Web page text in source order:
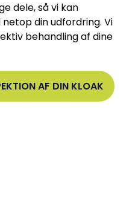
dele, så vi kan
din udfordring. Vi
behandling af dine
AF DIN KLOAK